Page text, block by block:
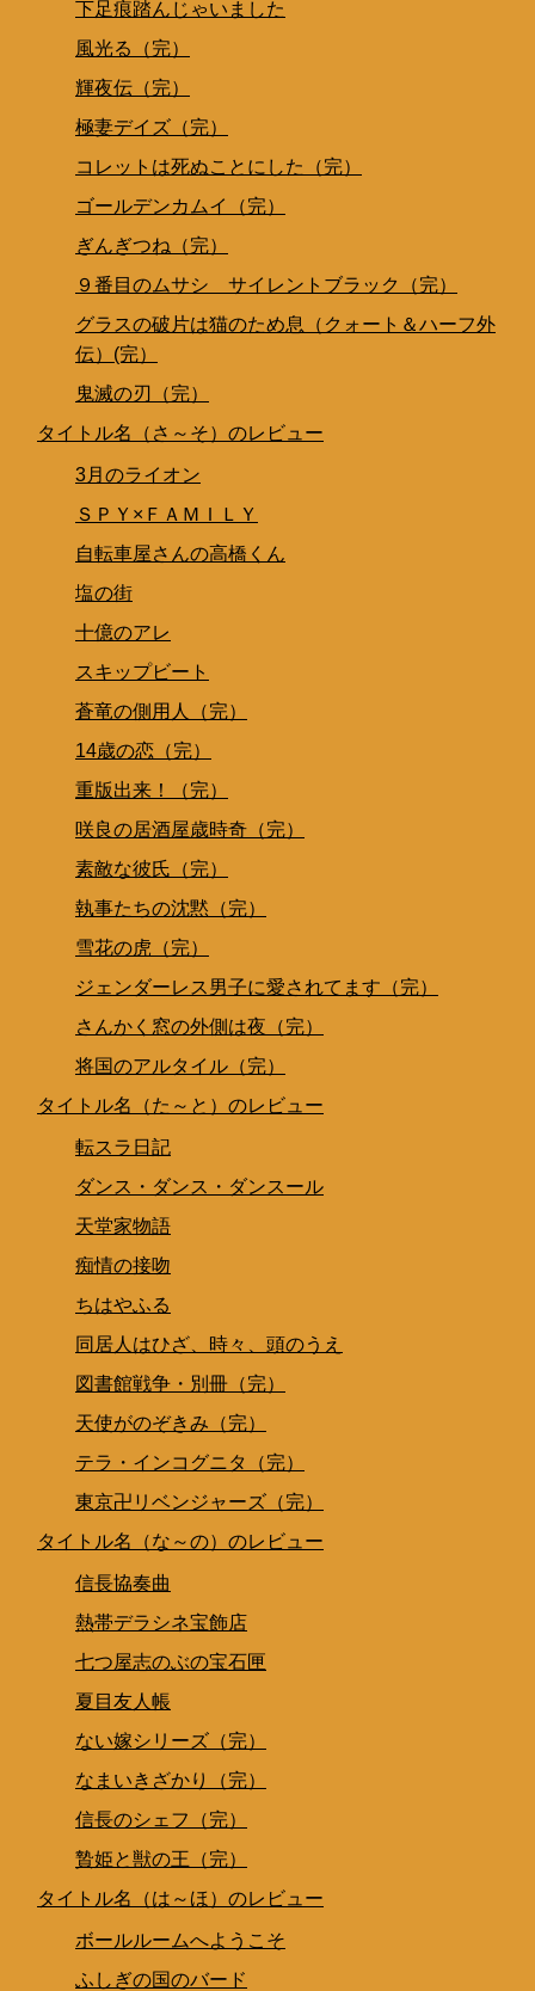
下足痕踏んじゃいました
風光る（完）
輝夜伝（完）
極妻デイズ（完）
コレットは死ぬことにした（完）
ゴールデンカムイ（完）
ぎんぎつね（完）
９番目のムサシ サイレントブラック（完）
グラスの破片は猫のため息（クォート＆ハーフ外
伝）(完）
鬼滅の刃（完）
タイトル名（さ～そ）のレビュー
3月のライオン
ＳＰＹ×ＦＡＭＩＬＹ
自転車屋さんの高橋くん
塩の街
十億のアレ
スキップビート
蒼竜の側用人（完）
14歳の恋（完）
重版出来！（完）
咲良の居酒屋歳時奇（完）
素敵な彼氏（完）
執事たちの沈黙（完）
雪花の虎（完）
ジェンダーレス男子に愛されてます（完）
さんかく窓の外側は夜（完）
将国のアルタイル（完）
タイトル名（た～と）のレビュー
転スラ日記
ダンス・ダンス・ダンスール
天堂家物語
痴情の接吻
ちはやふる
同居人はひざ、時々、頭のうえ
図書館戦争・別冊（完）
天使がのぞきみ（完）
テラ・インコグニタ（完）
東京卍リベンジャーズ（完）
タイトル名（な～の）のレビュー
信長協奏曲
熱帯デラシネ宝飾店
七つ屋志のぶの宝石匣
夏目友人帳
ない嫁シリーズ（完）
なまいきざかり（完）
信長のシェフ（完）
贄姫と獣の王（完）
タイトル名（は～ほ）のレビュー
ボールルームへようこそ
ふしぎの国のバード